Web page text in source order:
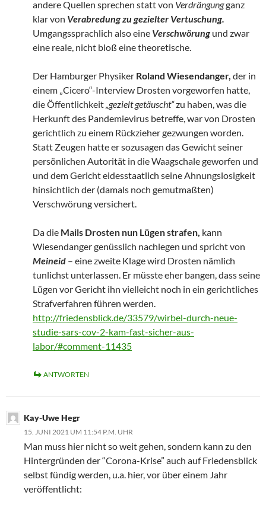
andere Quellen sprechen statt von Verdrängungganz
klar von Verabredung zu gezielter Vertuschung.
Umgangssprachlich also eine Verschwörung und zwar
eine reale, nicht bloß eine theoretische.
Der Hamburger Physiker Roland Wiesendanger, der in
einem „Cicero“-Interview Drosten vorgeworfen hatte,
die Öffentlichkeit„gezielt getäuscht“zu haben, was die
Herkunft des Pandemievirus betreffe, war von Drosten
gerichtlich zu einem Rückzieher gezwungen worden.
Statt Zeugen hatte er sozusagen das Gewicht seiner
persönlichen Autorität in die Waagschale geworfen und
und dem Gericht eidesstaatlich seine Ahnungslosigkeit
hinsichtlich der (damals noch gemutmaßten)
Verschwörung versichert.
Da die Mails Drosten nun Lügen strafen, kann
Wiesendanger genüsslich nachlegen und spricht von
Meineid – eine zweite Klage wird Drosten nämlich
tunlichst unterlassen. Er müsste eher bangen, dass seine
Lügen vor Gericht ihn vielleicht noch in ein gerichtliches
Strafverfahren führen werden.
http://friedensblick.de/33579/wirbel-durch-neue-
studie-sars-cov-2-kam-fast-sicher-aus-
labor/#comment-11435
ANTWORTEN
Kay-Uwe Hegr
15. JUNI 2021 UM 11:54 P.M. UHR
Man muss hier nicht so weit gehen, sondern kann zu den
Hintergründen der “Corona-Krise” auch auf Friedensblick
selbst fündig werden, u.a. hier, vor über einem Jahr
veröffentlicht: